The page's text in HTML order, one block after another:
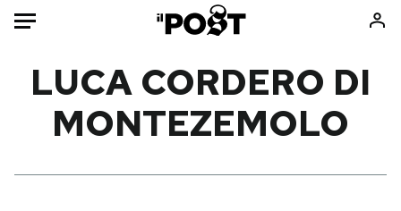
HOME
Mondo
Libri
LUCA CORDERO DI
MONTEZEMOLO